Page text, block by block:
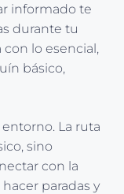
informado te
durante tu
con lo esencial,
básico,
La ruta
sino
con la
paradas y